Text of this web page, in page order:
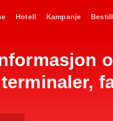
Hotell Kampanje